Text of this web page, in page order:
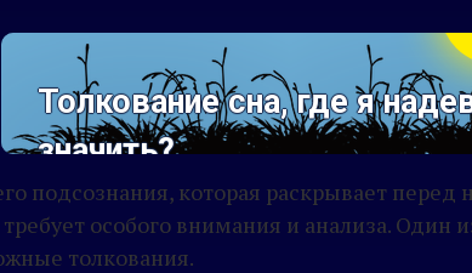
Толкование сна, где я
значить?
подсознания, которая раскрывает
особого внимания и анализа. Один
толкования.